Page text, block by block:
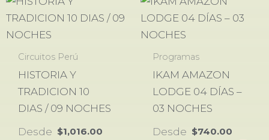
Circuitos Perú
HISTORIA Y
TRADICION 10
DIAS / 09 NOCHES
Desde $1,016.00
Programas
IKAM AMAZON
LODGE 04 DÍAS –
03 NOCHES
Desde $740.00